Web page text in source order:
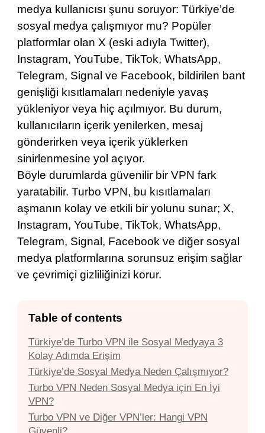
medya kullanıcısı şunu soruyor: Türkiye’de
sosyal medya çalışmıyor mu? Popüler
platformlar olan X (eski adıyla Twitter),
Instagram, YouTube, TikTok, WhatsApp,
Telegram, Signal ve Facebook, bildirilen bant
genişliği kısıtlamaları nedeniyle yavaş
yükleniyor veya hiç açılmıyor. Bu durum,
kullanıcıların içerik yenilerken, mesaj
gönderirken veya içerik yüklerken
sinirlenmesine yol açıyor.
Böyle durumlarda güvenilir bir VPN fark
yaratabilir. Turbo VPN, bu kısıtlamaları
aşmanın kolay ve etkili bir yolunu sunar; X,
Instagram, YouTube, TikTok, WhatsApp,
Telegram, Signal, Facebook ve diğer sosyal
medya platformlarına sorunsuz erişim sağlar
ve çevrimiçi gizliliğinizi korur.
Table of contents
Türkiye’de Turbo VPN ile Sosyal Medyaya 3
Kolay Adımda Erişim
Türkiye’de Sosyal Medya Neden Çalışmıyor?
Turbo VPN Neden Sosyal Medya için En İyi
VPN?
Turbo VPN ve Diğer VPN’ler: Hangi VPN